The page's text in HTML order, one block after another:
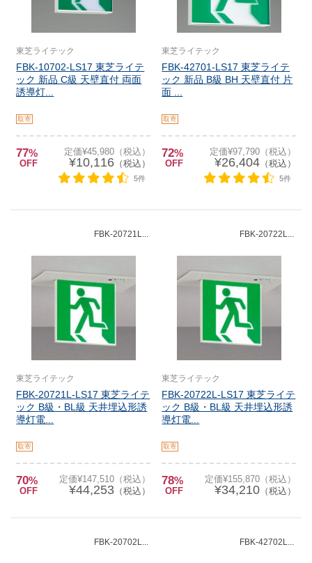
東芝ライテック
FBK-10702-LS17 東芝ライテ
ック 新品 C級 天壁直付 両面
誘導灯...
取寄
77%
OFF
定価¥45,980（税込）
¥10,116（税込）
5件
東芝ライテック
FBK-42701-LS17 東芝ライテ
ック 新品 B級 BH 天壁直付 片
面 ...
取寄
72%
OFF
定価¥97,790（税込）
¥26,404（税込）
5件
FBK-20721L...
東芝ライテック
FBK-20721L-LS17 東芝ライテ
ック B級・BL級 天井埋込形誘
導灯電...
取寄
70%
OFF
定価¥147,510（税込）
¥44,253（税込）
FBK-20722L...
東芝ライテック
FBK-20722L-LS17 東芝ライテ
ック B級・BL級 天井埋込形誘
導灯電...
取寄
78%
OFF
定価¥155,870（税込）
¥34,210（税込）
FBK-20702L... FBK-42702L...